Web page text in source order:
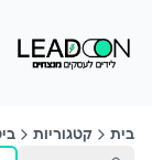
בית קטגוריות